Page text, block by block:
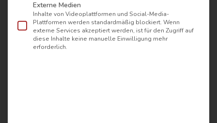
Externe Medien
Inhalte von Videoplattformen und Social-Media-
Plattformen werden standardmäßig blockiert. Wenn
externe Services akzeptiert werden, ist für den Zugriff auf
diese Inhalte keine manuelle Einwilligung mehr
erforderlich.